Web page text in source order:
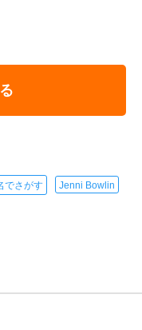
でさがす Jenni Bowlin